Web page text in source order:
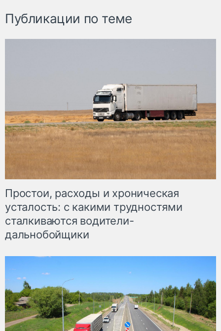
Публикации по теме
Простои, расходы и хроническая
усталость: с какими трудностями
сталкиваются водители-
дальнобойщики